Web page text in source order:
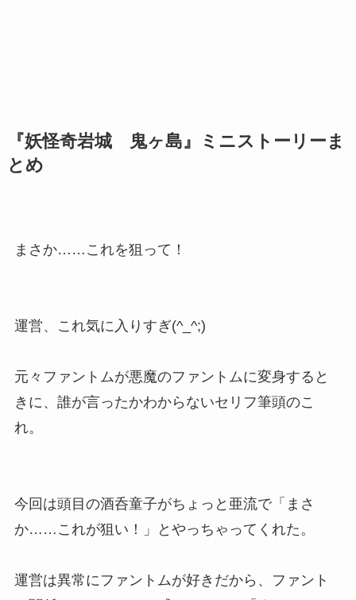
『妖怪奇岩城 鬼ヶ島』ミニストーリーま
とめ
まさか……これを狙って！
運営、これ気に入りすぎ(^_^;)
元々ファントムが悪魔のファントムに変身すると
きに、誰が言ったかわからないセリフ筆頭のこ
れ。
今回は頭目の酒呑童子がちょっと亜流で「まさ
か……これが狙い！」とやっちゃってくれた。
運営は異常にファントムが好きだから、ファント